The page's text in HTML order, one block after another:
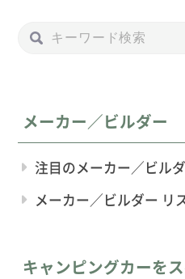
メーカー／ビルダー
注目のメーカー／ビル
メーカー／ビルダー リ
キャンピングカーを